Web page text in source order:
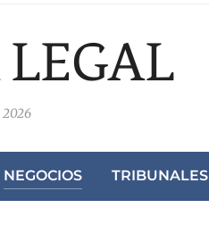
2026
NEGOCIOS TRIBUNALES